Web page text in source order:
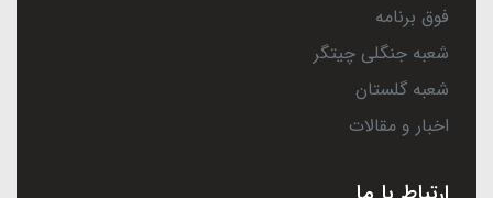
فوق برنامه
شعبه جنگلی چیتگر
شعبه گلستان
اخبار و مقالات